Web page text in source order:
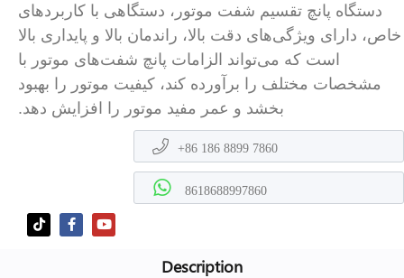
پانچ تقسیم شفت موتور، دستگاهی با کاربردهای
ویژگی‌های دقت بالا، راندمان بالا و پایداری بالا
است که می‌تواند الزامات پانچ شفت‌های موتور با
مختلف را برآورده کند، کیفیت موتور را بهبود
بخشد و عمر مفید موتور را افزایش دهد.
+86 186 8899 7860
8618688997860
Description